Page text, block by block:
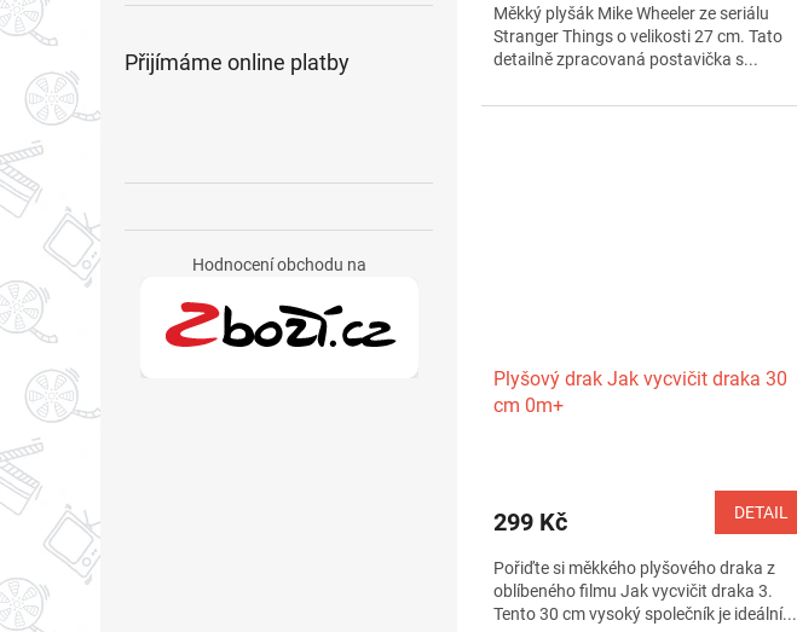
Přijímáme online platby
Hodnocení obchodu na
Měkký plyšák Mike Wheeler ze seriálu
Stranger Things o velikosti 27 cm. Tato
detailně zpracovaná postavička s...
Plyšový drak Jak vycvičit draka 30
cm 0m+
299 Kč DETAIL
Pořiďte si měkkého plyšového draka z
oblíbeného filmu Jak vycvičit draka 3.
Tento 30 cm vysoký společník je ideální...